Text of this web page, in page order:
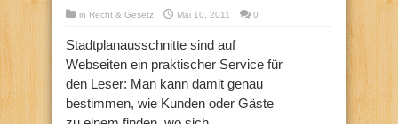
in Recht & Gesetz Mai 10, 2011 0
Stadtplanausschnitte sind auf
Webseiten ein praktischer Service für
den Leser: Man kann damit genau
bestimmen, wie Kunden oder Gäste